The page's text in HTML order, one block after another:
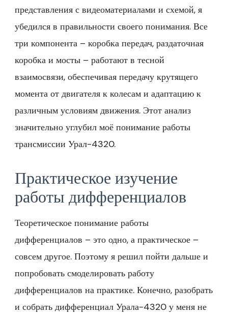
представления с видеоматериалами и схемой, я
убедился в правильности своего понимания. Все
три компонента – коробка передач, раздаточная
коробка и мосты – работают в тесной
взаимосвязи, обеспечивая передачу крутящего
момента от двигателя к колесам и адаптацию к
различным условиям движения. Этот анализ
значительно углубил моё понимание работы
трансмиссии Урал-4320.
Практическое изучение
работы дифференциалов
Теоретическое понимание работы
дифференциалов – это одно, а практическое –
совсем другое. Поэтому я решил пойти дальше и
попробовать смоделировать работу
дифференциалов на практике. Конечно, разобрать
и собрать дифференциал Урала-4320 у меня не